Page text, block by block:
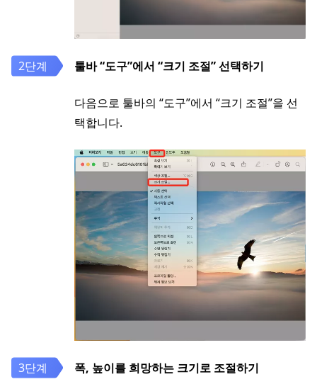
툴바 “도구”에서 “크기 조절” 선택하기
다음으로 툴바의 “도구”에서 “크기 조절”을 선
택합니다.
폭, 높이를 희망하는 크기로 조절하기